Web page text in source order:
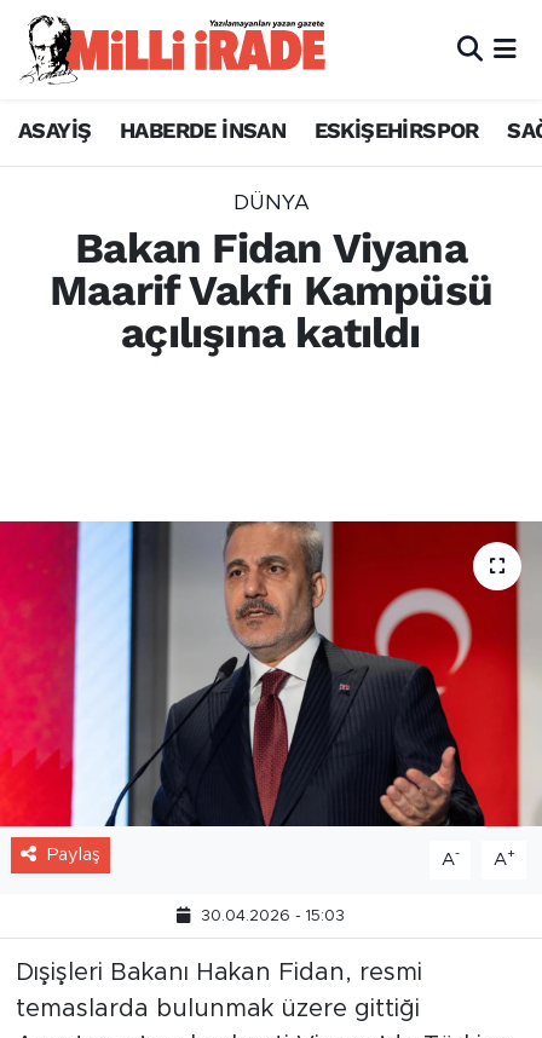
ASAYİŞ HABERDE İNSAN ESKİŞEHİRSPOR
DÜNYA
Bakan Fidan Viyana
Maarif Vakfı Kampüsü
açılışına katıldı
Paylaş A- A+
30.04.2026 - 15:03
Dışişleri Bakanı Hakan Fidan, resmi
temaslarda bulunmak üzere gittiği